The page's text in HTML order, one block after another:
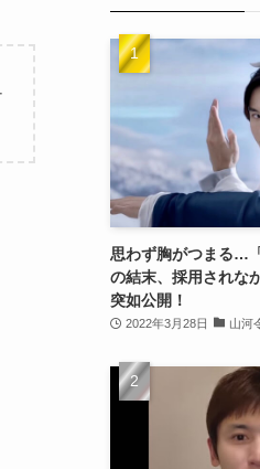
思わず胸がつまる…
の結末、採用されな
突如公開！
2022年3月28日 山河